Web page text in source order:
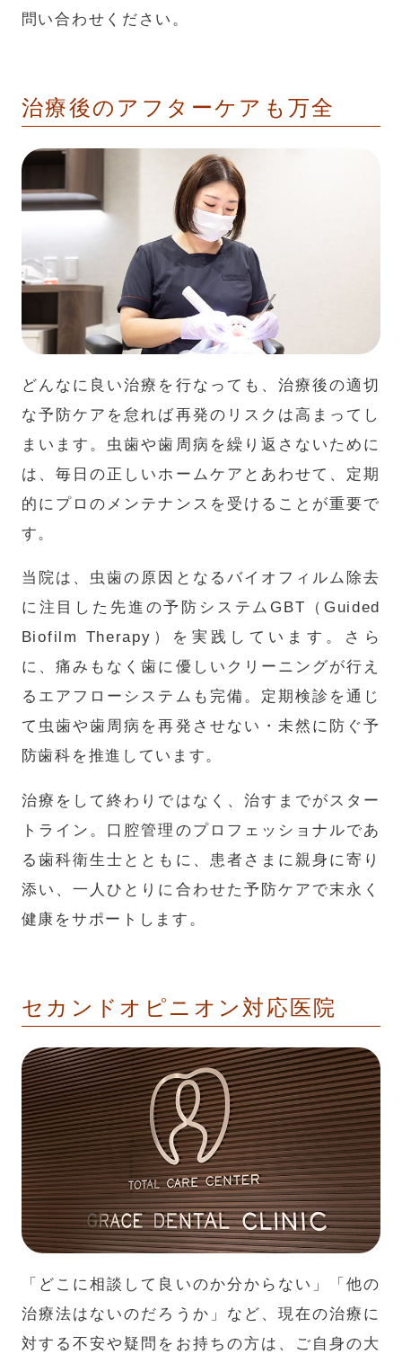
問い合わせください。
治療後のアフターケアも万全
どんなに良い治療を行なっても、治療後の適切
な予防ケアを怠れば再発のリスクは高まってし
まいます。虫歯や歯周病を繰り返さないために
は、毎日の正しいホームケアとあわせて、定期
的にプロのメンテナンスを受けることが重要で
す。
当院は、虫歯の原因となるバイオフィルム除去
に注目した先進の予防システムGBT（Guided
Biofilm Therapy）を実践しています。さら
に、痛みもなく歯に優しいクリーニングが行え
るエアフローシステムも完備。定期検診を通じ
て虫歯や歯周病を再発させない・未然に防ぐ予
防歯科を推進しています。
治療をして終わりではなく、治すまでがスター
トライン。口腔管理のプロフェッショナルであ
る歯科衛生士とともに、患者さまに親身に寄り
添い、一人ひとりに合わせた予防ケアで末永く
健康をサポートします。
セカンドオピニオン対応医院
「どこに相談して良いのか分からない」「他の
治療法はないのだろうか」など、現在の治療に
対する不安や疑問をお持ちの方は、ご自身の大